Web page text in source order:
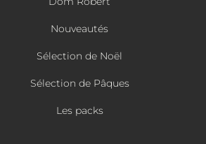
Nouveautés
Sélection de Noël
Sélection de Pâques
Les packs